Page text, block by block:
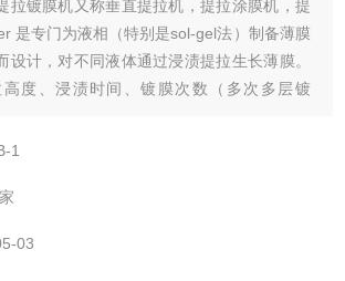
拉镀膜机又称垂直提拉机，提拉涂膜机，提
是专门为液相（特别是sol-gel法）制备薄膜
设计，对不同液体通过浸渍提拉生长薄膜。
度、浸渍时间、镀膜次数（多次多层镀
1
03